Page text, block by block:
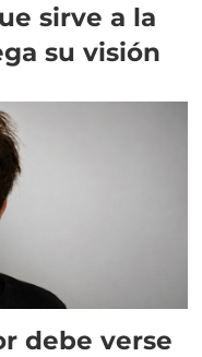
sirve a la
su visión
debe verse